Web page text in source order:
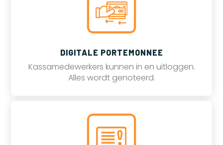
DIGITALE PORTEMONNEE
Kassamedewerkers kunnen in en uitloggen.
Alles wordt genoteerd.